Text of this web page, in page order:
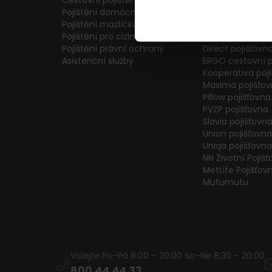
Pojištění domácnosti
Pojištění mazlíčků
Pojištění pro cizince
Pojištění právní ochrany
Asistenční služby
Direct
ERGO cestovní
Kooperativa
Maxima
Pillow pojišťovna
PVZP pojišťovna
Slavia pojišťovna
Union pojišťovna
Uniqa pojišťovna
NN Životní
MetLife
Mutumutu
Volejte Po–Pá 8:00 – 20:00 So–Ne 8:30 – 20:00